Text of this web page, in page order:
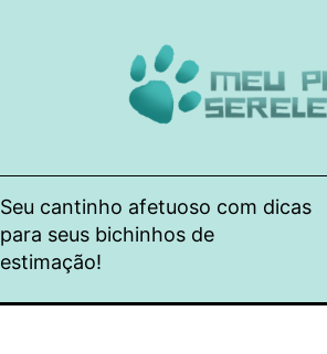
Seu cantinho afetuoso com dicas
para seus bichinhos de
estimação!